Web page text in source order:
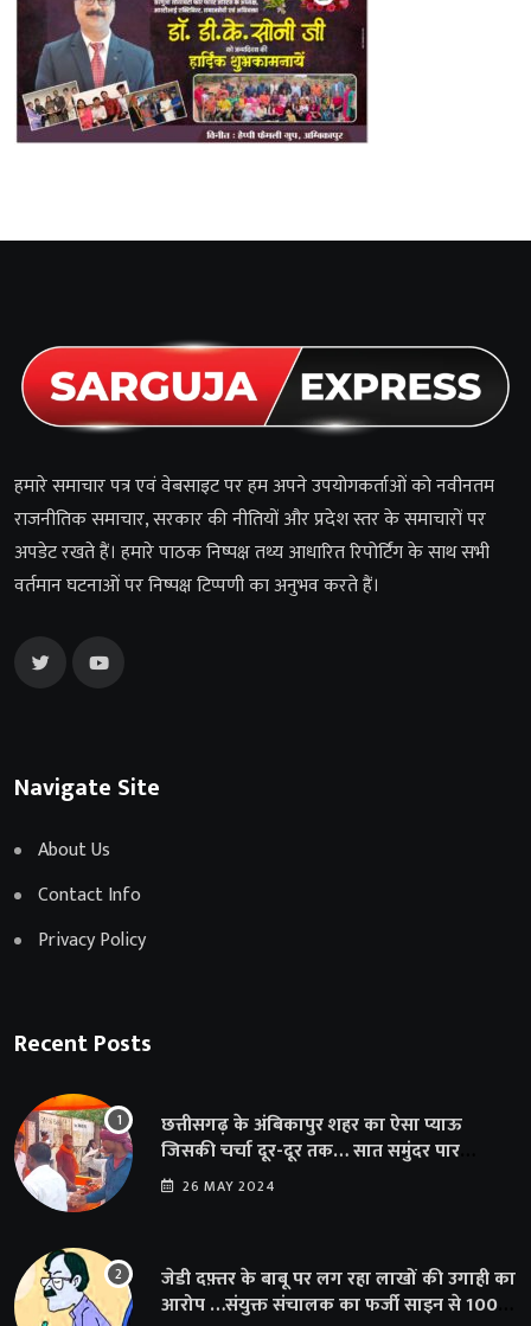
हमारे समाचार पत्र एवं वेबसाइट पर हम अपने उपयोगकर्ताओं को नवीनतम
राजनीतिक समाचार, सरकार की नीतियों और प्रदेश स्तर के समाचारों पर
अपडेट रखते हैं। हमारे पाठक निष्पक्ष तथ्य आधारित रिपोर्टिंग के साथ सभी
वर्तमान घटनाओं पर निष्पक्ष टिप्पणी का अनुभव करते हैं।
Navigate Site
About Us
Contact Info
Privacy Policy
Recent Posts
छत्तीसगढ़ के अंबिकापुर शहर का ऐसा प्याऊ
जिसकी चर्चा दूर-दूर तक… सात समुंदर पार
अमेरिका से भी पहुंचा सहयोग
26 MAY 2024
जेडी दफ़्तर के बाबू पर लग रहा लाखों की उगाही का
आरोप …संयुक्त संचालक का फर्जी साइन से 100